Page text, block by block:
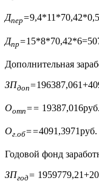
Дпер=
Дпр=
Дополнительная
ЗПдоп=
Оотп== 19387,016руб.
Ог.об==4091,3971руб.
Годовой фонд
ЗПгод=